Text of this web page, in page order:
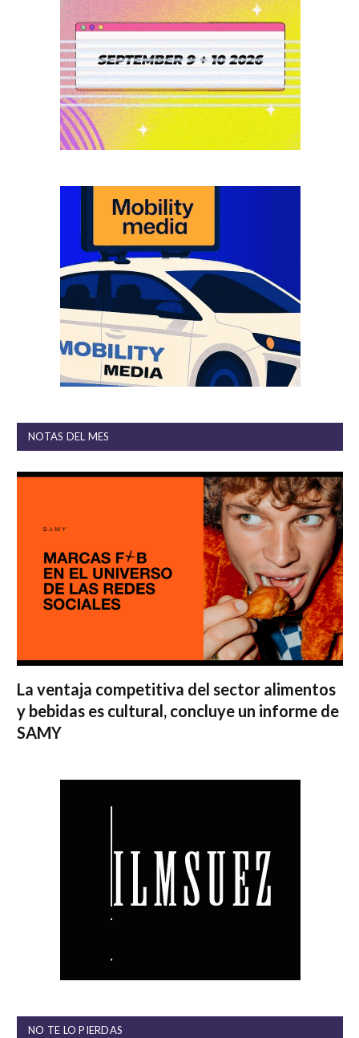
NOTAS DEL MES
La ventaja competitiva del sector alimentos
y bebidas es cultural, concluye un informe de
SAMY
NO TE LO PIERDAS